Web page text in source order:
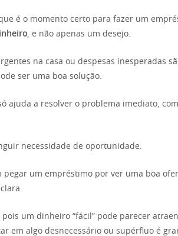
é o momento certo para fazer um
, e não apenas um desejo.
na casa ou despesas inesperadas
ser uma boa solução.
ajuda a resolver o problema imediato,
necessidade de oportunidade.
pegar um empréstimo por ver uma boa
um dinheiro “fácil” pode parecer
em algo desnecessário ou supérfluo é